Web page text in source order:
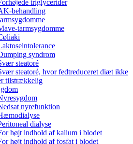
triglycerider
behandling
tarmsygdomme
syndrom
steatoré
steatoré, hvor fedtreduceret diæt ikke
tilstrækkelig
nyrefunktion
dialyse
højt indhold af kalium i blodet
højt indhold af fosfat i blodet